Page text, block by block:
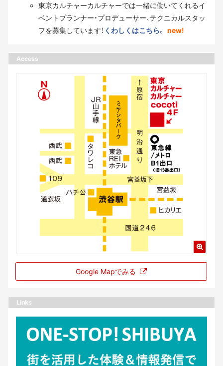
東京カルチャーカルチャーでは一緒に働いてくれるイ
ベントプランナー・プロデューサー、テクニカルスタッ
フを募集しています！ くわしくはこちら。 new!
Access
Google Mapでみる
Links